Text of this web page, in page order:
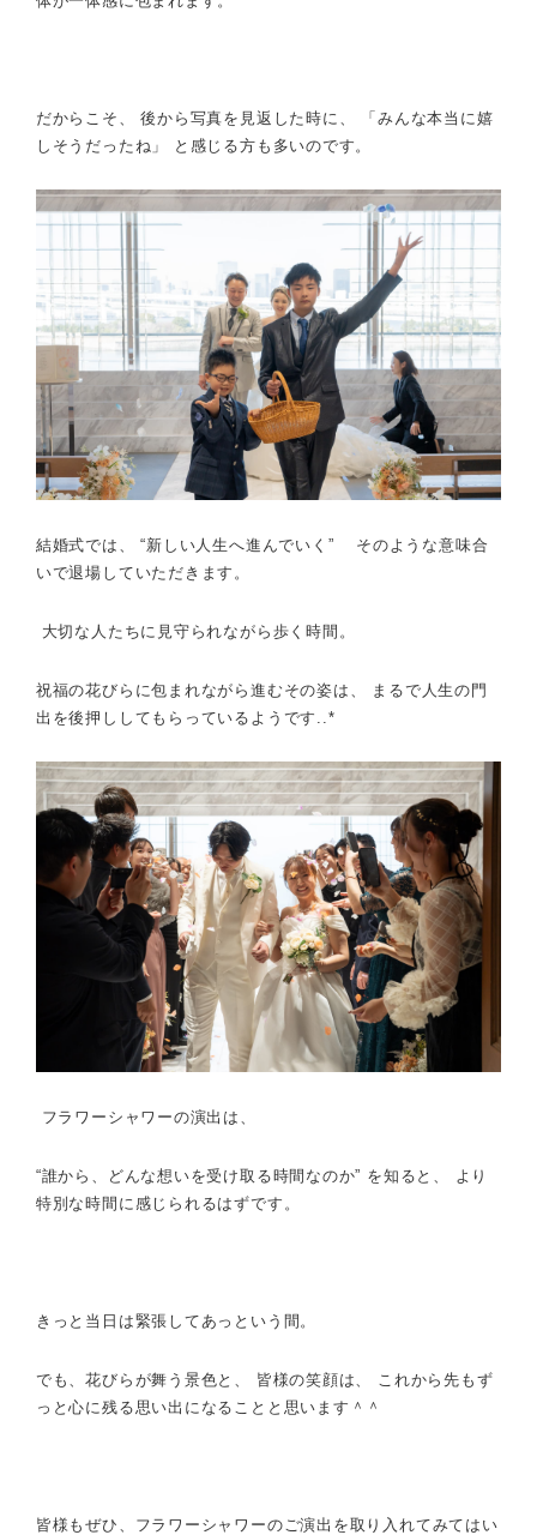
だからこそ、 後から写真を見返した時に、 「みんな本当に嬉
しそうだったね」 と感じる方も多いのです。
結婚式では、
“新しい人生へ進んでいく” そのような意味合
いで退場していただきます。
大切な人たちに見守られながら歩く時間。
祝福の花びらに包まれながら進むその姿は、 まるで人生の門
出を後押ししてもらっているようです..*
フラワーシャワーの演出は、
“誰から、どんな想いを受け取る時間なのか” を知ると、 より
特別な時間に感じられるはずです。
きっと当日は緊張してあっという間。
でも、花びらが舞う景色と、 皆様の笑顔は、 これから先もず
っと心に残る思い出になることと思います＾＾
皆様もぜひ、フラワーシャワーのご演出を取り入れてみてはい